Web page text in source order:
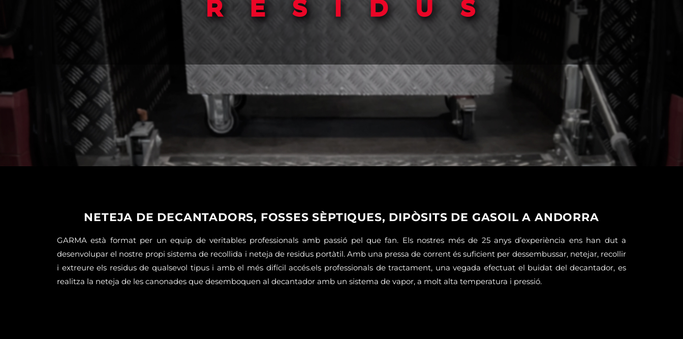
NETEJA DE DECANTADORS, FOSSES SÈPTIQUES, DIPÒSITS DE GASOIL A ANDORRA
GARMA està format per un equip de veritables professionals amb passió pel que fan. Els nostres més de 25 anys d’experiència ens han dut a
desenvolupar el nostre propi sistema de recollida i neteja de residus portàtil. Amb una pressa de corrent és suficient per dessembussar, netejar, recollir
i extreure els residus de qualsevol tipus i amb el més difícil accés.els professionals de tractament, una vegada efectuat el buidat del decantador, es
realitza la neteja de les canonades que desemboquen al decantador amb un sistema de vapor, a molt alta temperatura i pressió.